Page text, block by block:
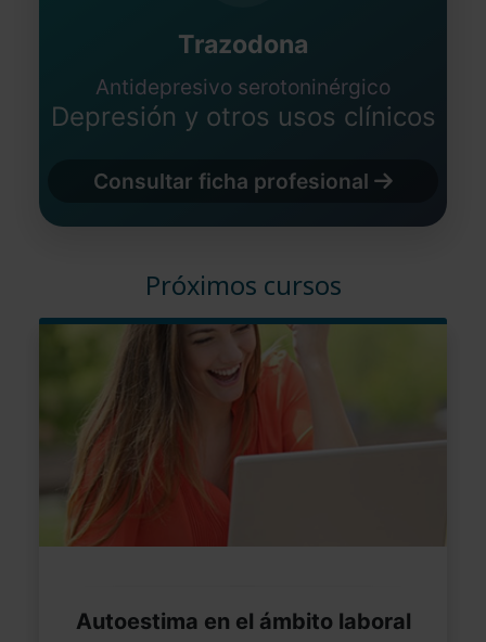
Trazodona
Antidepresivo serotoninérgico
Depresión y otros usos clínicos
Consultar ficha profesional
Próximos cursos
Autoestima en el ámbito laboral